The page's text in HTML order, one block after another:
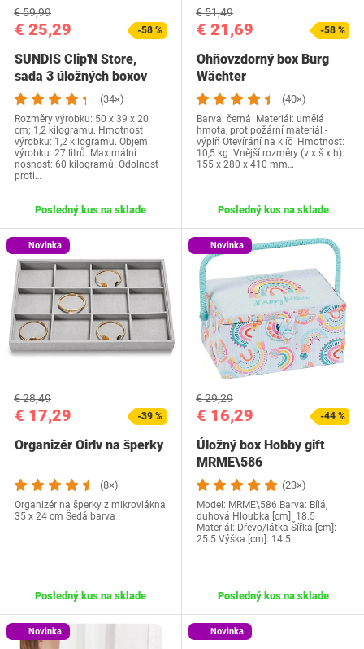
€ 25,29
€ 59,99
-58 %
SUNDIS Clip'N Store,
sada 3 úložných boxov
(34×)
Rozměry výrobku: 50 x 39 x 20
cm; 1,2 kilogramu. Hmotnost
výrobku: 1,2 kilogramu. Objem
výrobku: 27 litrů. Maximální
nosnost: 60 kilogramů. Odolnost
proti…
Posledný kus na sklade
€ 21,69
€ 51,49
-58 %
Ohňovzdorný box Burg
Wächter
(40×)
Barva: černá Materiál: umělá
hmota, protipožární materiál -
výplň Otevírání na klíč Hmotnost:
10,5 kg Vnější rozměry (v x š x h):
155 x 280 x 410 mm…
Posledný kus na sklade
Novinka
€ 17,29
€ 28,49
-39 %
Organizér Oirlv na šperky
(8×)
Organizér na šperky z mikrovlákna
35 x 24 cm Šedá barva
Posledný kus na sklade
Novinka
€ 16,29
€ 29,29
-44 %
Úložný box Hobby gift
MRME\586
(23×)
Model: MRME\586 Barva: Bílá,
duhová Hloubka [cm]: 18.5
Materiál: Dřevo/látka Šířka [cm]:
25.5 Výška [cm]: 14.5
Posledný kus na sklade
Novinka Novinka